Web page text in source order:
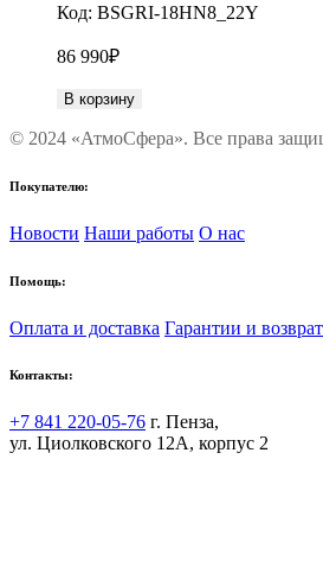
Код: BSGRI-18HN8_22Y
86 990₽
В корзину
© 2024 «АтмоСфера». Все права
Покупателю:
Новости Наши работы О нас
Помощь:
Оплата и доставка Гарантии и возврат
Контакты:
+7 841 220-05-76 г. Пенза,
ул. Циолковского 12А, корпус 2